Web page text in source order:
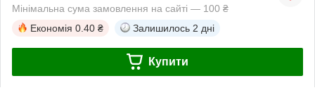
Мінімальна сума замовлення на сайті — 100 ₴
Економія 0.40 ₴ Залишилось 2 дні
Купити